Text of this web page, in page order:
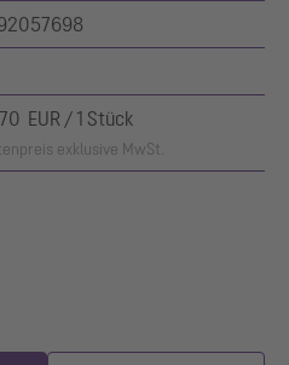
EUR / 1 Stück
exklusive MwSt.